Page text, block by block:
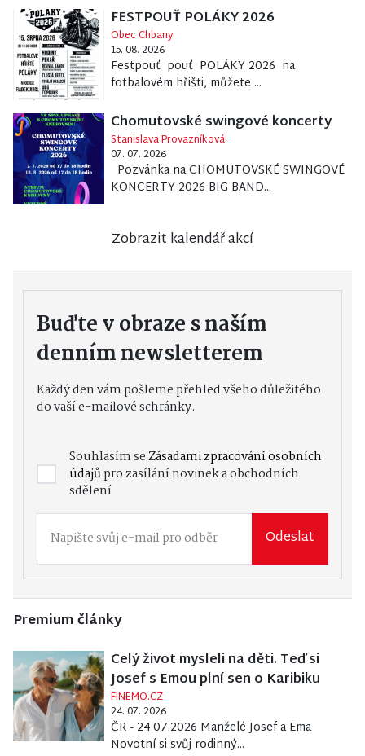
FESTPOUŤ POLÁKY 2026
Obec Chbany
15. 08. 2026
Festpouť pouť POLÁKY 2026 na
fotbalovém hřišti, můžete ...
Chomutovské swingové koncerty
Stanislava Provazníková
07. 07. 2026
Pozvánka na CHOMUTOVSKÉ SWINGOVÉ
KONCERTY 2026 BIG BAND...
Zobrazit kalendář akcí
Buďte v obraze s naším
denním newsletterem
Každý den vám pošleme přehled všeho důležitého
do vaší e-mailové schránky.
Souhlasím seZásadami zpracování osobních
údajůpro zasílání novinek a obchodních
sdělení
Odeslat
Premium články
Celý život mysleli na děti. Teď si
Josef s Emou plní sen o Karibiku
FINEMO.CZ
24. 07. 2026
ČR - 24.07.2026 Manželé Josef a Ema
Novotní si svůj rodinný...